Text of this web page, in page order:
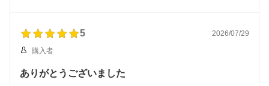
ーとして完成するデザインになっています。
このようなデザインのため、生地は柔らかく軽い仕上がりとなっ
5 2026/07/29
購入者
ありがとうございました